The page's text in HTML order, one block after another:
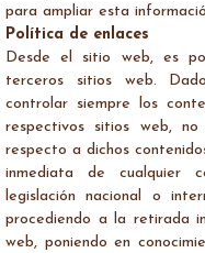
para ampliar esta
Política de enlaces
Desde el sitio web, es
terceros sitios web.
controlar siempre los
respectivos sitios web, no
respecto a dichos
inmediata de cualquier
legislación nacional o
procediendo a la retirada
web, poniendo en